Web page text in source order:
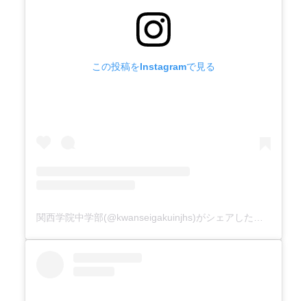
この投稿をInstagramで見る